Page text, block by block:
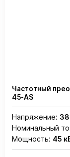
Частотный
45-AS
Напряжение:
Номинальный
Мощность: 45